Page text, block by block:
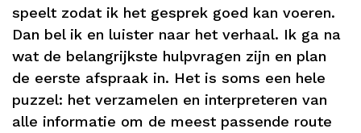
speelt zodat ik het gesprek goed kan voeren.
Dan bel ik en luister naar het verhaal. Ik ga na
wat de belangrijkste hulpvragen zijn en plan
de eerste afspraak in. Het is soms een hele
puzzel: het verzamelen en interpreteren van
alle informatie om de meest passende route